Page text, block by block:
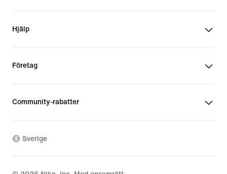
Hjälp
Företag
Community-rabatter
Sverige